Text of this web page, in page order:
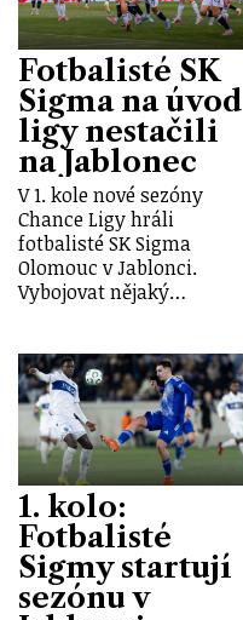
Fotbalisté SK
Sigma na úvod
ligy nestačili
na Jablonec
V 1. kole nové sezóny
Chance Ligy hráli
fotbalisté SK Sigma
Olomouc v Jablonci.
Vybojovat nějaký…
1. kolo:
Fotbalisté
Sigmy startují
sezónu v